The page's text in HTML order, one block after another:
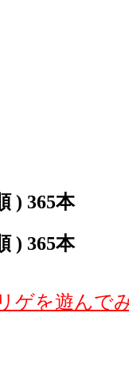
) 365本
) 365本
ゲを遊んで